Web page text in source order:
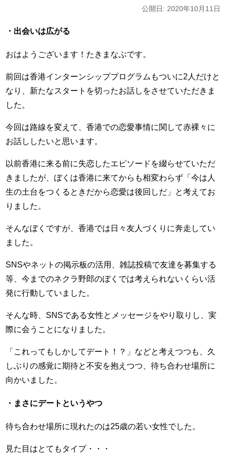
公開日: 2020年10月11日
・出会いは広がる
おはようございます！たきまなぶです。
前回は香港インターンシッププログラムもついに2人だけと
なり、新たなスタートを切ったお話しをさせていただきま
した。
今回は路線を変えて、香港での恋愛事情に関して赤裸々に
お話ししたいと思います。
以前香港に来る前に失恋したエピソードを綴らせていただ
きましたが、ぼくは香港に来てからも相変わらず「今は人
生の土台をつくるときだから恋愛は後回しだ」と考えてお
りました。
そんなぼくですが、香港では日々友人づくりに奔走してい
ました。
SNSやネットの掲示板の活用、雑誌投稿で友達を募集する
等、今までのネクラ野郎のぼくでは考えられないくらい活
発に行動していました。
そんな時、SNSである女性とメッセージをやり取りし、実
際に会うことになりました。
「これってもしかしてデート！？」などと考えつつも、久
しぶりの感覚に期待と不安を抱えつつ、待ち合わせ場所に
向かいました。
・まさにデートというやつ
待ち合わせ場所に現れたのは25歳の若い女性でした。
見た目はとてもタイプ・・・